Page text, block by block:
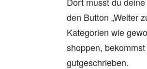
den Button „Weiter
Kategorien wie
shoppen,
gutgeschrieben.